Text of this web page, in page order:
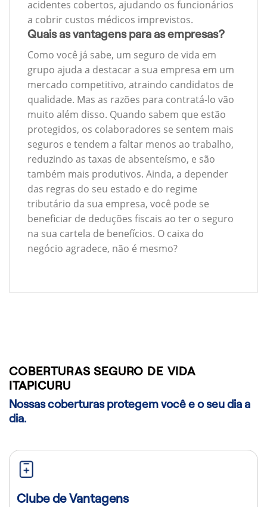
acidentes cobertos, ajudando os funcionários
a cobrir custos médicos imprevistos.
Quais as vantagens para as empresas?
Como você já sabe, um seguro de vida em
grupo ajuda a destacar a sua empresa em um
mercado competitivo, atraindo candidatos de
qualidade. Mas as razões para contratá-lo vão
muito além disso. Quando sabem que estão
protegidos, os colaboradores se sentem mais
seguros e tendem a faltar menos ao trabalho,
reduzindo as taxas de absenteísmo, e são
também mais produtivos. Ainda, a depender
das regras do seu estado e do regime
tributário da sua empresa, você pode se
beneficiar de deduções fiscais ao ter o seguro
na sua cartela de benefícios. O caixa do
negócio agradece, não é mesmo?
COBERTURAS SEGURO DE VIDA
ITAPICURU
Nossas coberturas protegem você e o seu dia a
dia.
Clube de Vantagens